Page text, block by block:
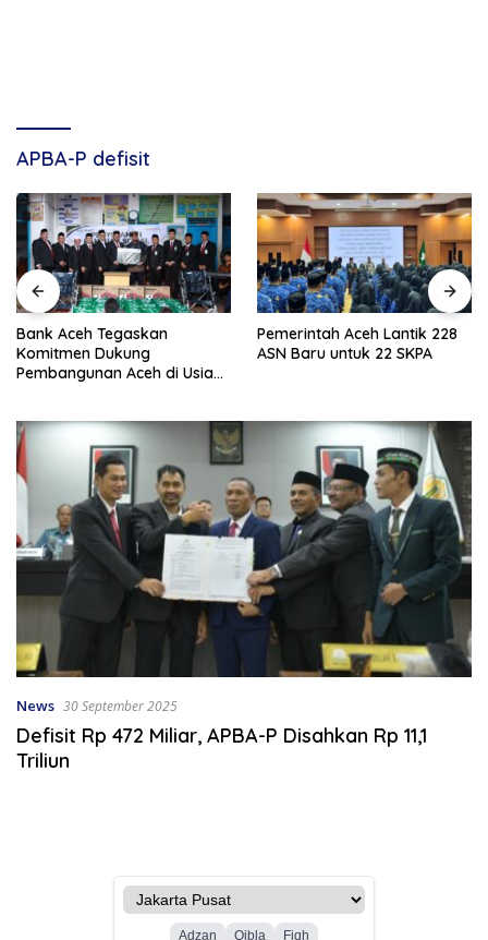
APBA-P defisit
Bank Aceh Tegaskan
Komitmen Dukung
Pembangunan Aceh di Usia
Pemerintah Aceh Lantik 228
ASN Baru untuk 22 SKPA
News 30 September 2025
Defisit Rp 472 Miliar, APBA-P Disahkan Rp 11,1
Triliun